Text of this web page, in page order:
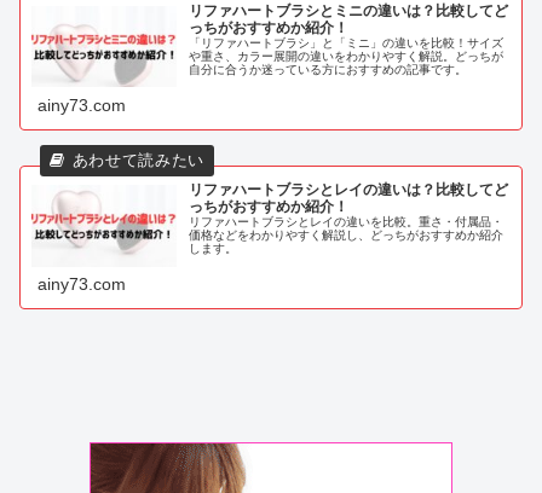
リファハートブラシとミニの違いは？比較してど
っちがおすすめか紹介！
「リファハートブラシ」と「ミニ」の違いを比較！サイズ
や重さ、カラー展開の違いをわかりやすく解説。どっちが
自分に合うか迷っている方におすすめの記事です。
ainy73.com
リファハートブラシとレイの違いは？比較してど
っちがおすすめか紹介！
リファハートブラシとレイの違いを比較。重さ・付属品・
価格などをわかりやすく解説し、どっちがおすすめか紹介
します。
ainy73.com